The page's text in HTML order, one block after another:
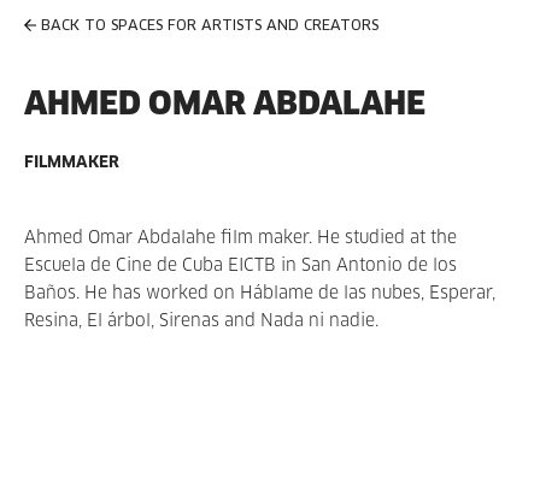
BACK TO SPACES FOR ARTISTS AND CREATORS
AHMED OMAR ABDALAHE
FILMMAKER
Ahmed Omar Abdalahe film maker. He studied at the
Escuela de Cine de Cuba EICTB in San Antonio de los
Baños. He has worked on Háblame de las nubes, Esperar,
Resina, El árbol, Sirenas and Nada ni nadie.